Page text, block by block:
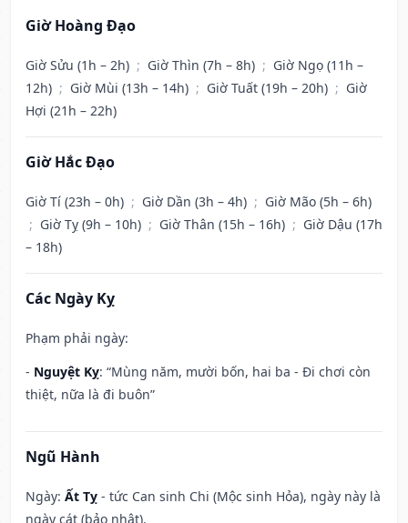
Giờ Hoàng Đạo
Giờ Sửu (1h – 2h) ; Giờ Thìn (7h – 8h) ; Giờ Ngọ (11h –
12h) ; Giờ Mùi (13h – 14h) ; Giờ Tuất (19h – 20h) ; Giờ
Hợi (21h – 22h)
Giờ Hắc Đạo
Giờ Tí (23h – 0h) ; Giờ Dần (3h – 4h) ; Giờ Mão (5h – 6h)
; Giờ Tỵ (9h – 10h) ; Giờ Thân (15h – 16h) ; Giờ Dậu (17h
– 18h)
Các Ngày Kỵ
Phạm phải ngày:
- Nguyệt Kỵ: “Mùng năm, mười bốn, hai ba - Đi chơi còn
thiệt, nữa là đi buôn”
Ngũ Hành
Ngày: Ất Tỵ - tức Can sinh Chi (Mộc sinh Hỏa), ngày này là
ngày cát (bảo nhật).